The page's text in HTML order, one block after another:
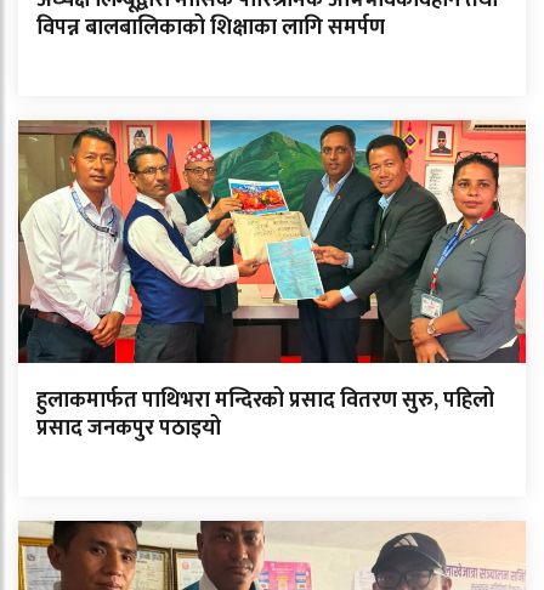
विपन्न बालबालिकाको शिक्षाका लागि समर्पण
हुलाकमार्फत पाथिभरा मन्दिरको प्रसाद वितरण सुरु, पहिलो
प्रसाद जनकपुर पठाइयो